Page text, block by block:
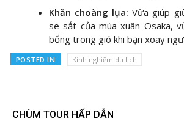
Khăn choàng lụa: Vừa giúp
se sắt của mùa xuân Osaka,
bổng trong gió khi bạn xoay
POSTED IN Kinh nghiệm du lịch
CHÙM TOUR HẤP DẪN